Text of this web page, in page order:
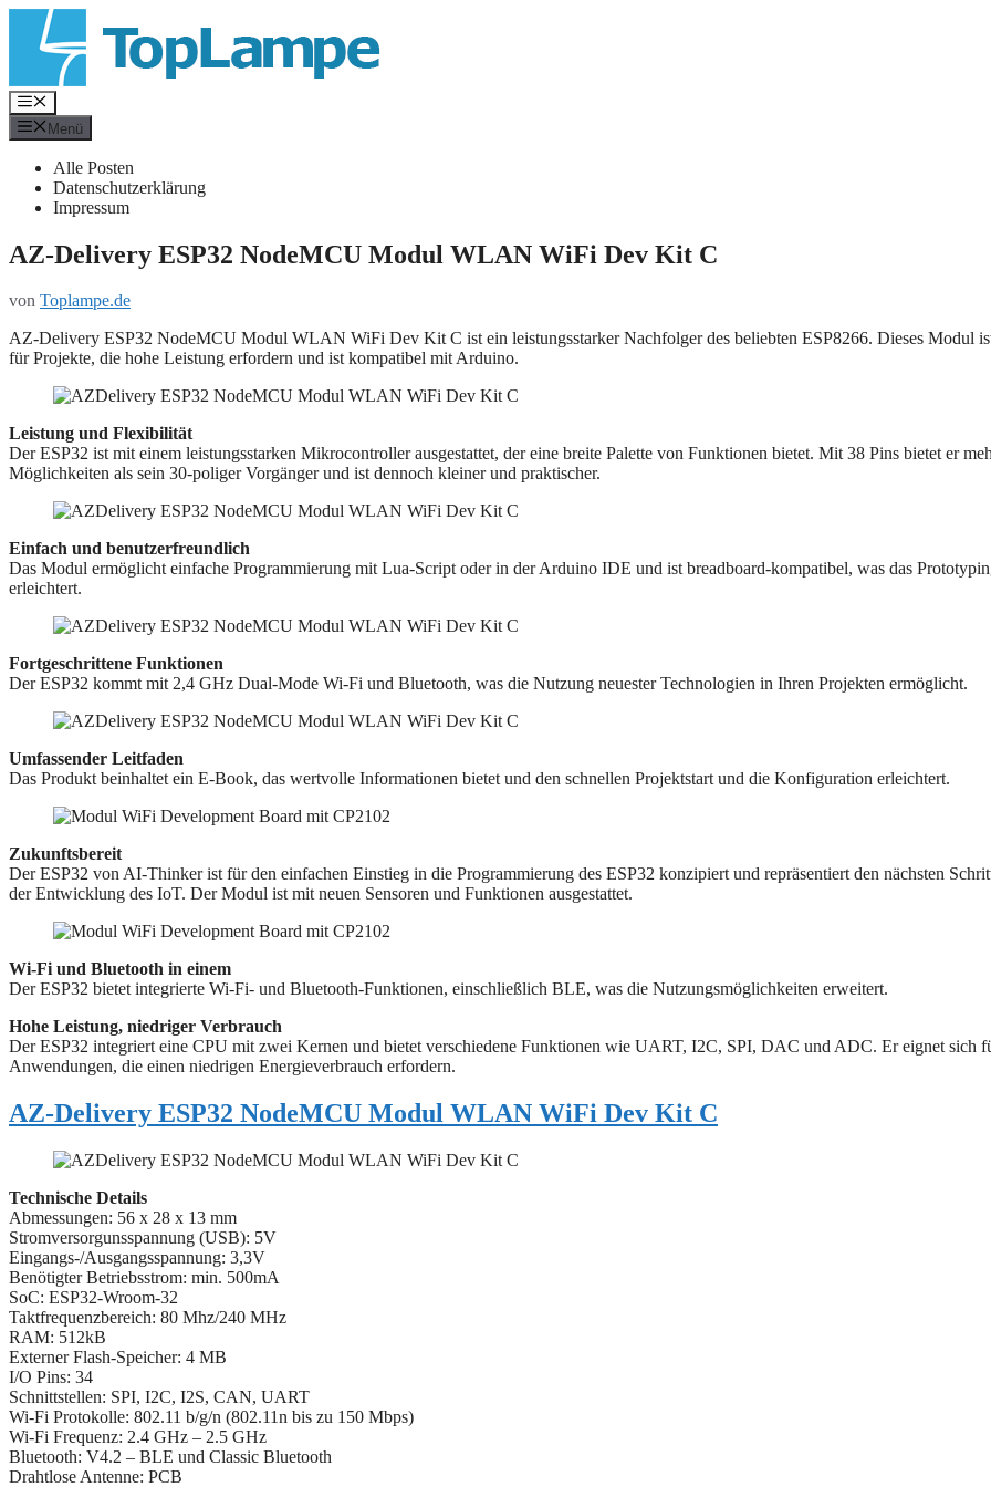
Inhalt
springen
Menü
Menü
Alle Posten
Datenschutzerklärung
Impressum
AZ-Delivery ESP32 NodeMCU Modul WLAN WiFi Dev Kit C
von Toplampe.de
AZ-Delivery ESP32 NodeMCU Modul WLAN WiFi Dev Kit C ist ein leistungsstarker Nachfolger des beliebten ESP8266. Dieses Modul
für Projekte, die hohe Leistung erfordern und ist kompatibel mit Arduino.
Leistung und Flexibilität
Der ESP32 ist mit einem leistungsstarken Mikrocontroller ausgestattet, der eine breite Palette von Funktionen bietet. Mit 38 Pins bietet er
Möglichkeiten als sein 30-poliger Vorgänger und ist dennoch kleiner und praktischer.
Einfach und benutzerfreundlich
Das Modul ermöglicht einfache Programmierung mit Lua-Script oder in der Arduino IDE und ist breadboard-kompatibel, was das
erleichtert.
Fortgeschrittene Funktionen
Der ESP32 kommt mit 2,4 GHz Dual-Mode Wi-Fi und Bluetooth, was die Nutzung neuester Technologien in Ihren Projekten ermöglicht.
Umfassender Leitfaden
Das Produkt beinhaltet ein E-Book, das wertvolle Informationen bietet und den schnellen Projektstart und die Konfiguration erleichtert.
Zukunftsbereit
Der ESP32 von AI-Thinker ist für den einfachen Einstieg in die Programmierung des ESP32 konzipiert und repräsentiert den nächsten
der Entwicklung des IoT. Der Modul ist mit neuen Sensoren und Funktionen ausgestattet.
Wi-Fi und Bluetooth in einem
Der ESP32 bietet integrierte Wi-Fi- und Bluetooth-Funktionen, einschließlich BLE, was die Nutzungsmöglichkeiten erweitert.
Hohe Leistung, niedriger Verbrauch
Der ESP32 integriert eine CPU mit zwei Kernen und bietet verschiedene Funktionen wie UART, I2C, SPI, DAC und ADC. Er eignet sich
Anwendungen, die einen niedrigen Energieverbrauch erfordern.
AZ-Delivery ESP32 NodeMCU Modul WLAN WiFi Dev Kit C
Technische Details
Abmessungen: 56 x 28 x 13 mm
Stromversorgunsspannung (USB): 5V
Eingangs-/Ausgangsspannung: 3,3V
Benötigter Betriebsstrom: min. 500mA
SoC: ESP32-Wroom-32
Taktfrequenzbereich: 80 Mhz/240 MHz
RAM: 512kB
Externer Flash-Speicher: 4 MB
I/O Pins: 34
Schnittstellen: SPI, I2C, I2S, CAN, UART
Wi-Fi Protokolle: 802.11 b/g/n (802.11n bis zu 150 Mbps)
Wi-Fi Frequenz: 2.4 GHz – 2.5 GHz
Bluetooth: V4.2 – BLE und Classic Bluetooth
Drahtlose Antenne: PCB